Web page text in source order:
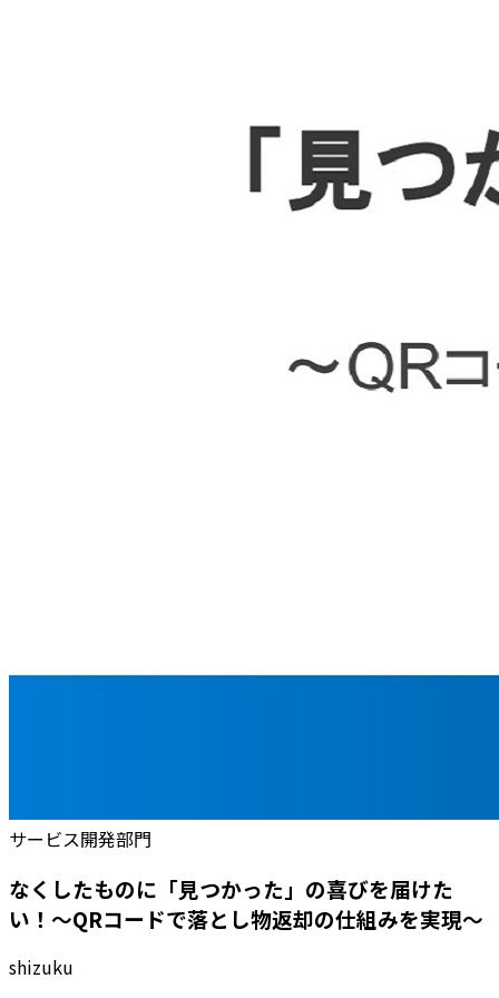
サービス開発部門
なくしたものに「見つかった」の喜びを届けた
い！～QRコードで落とし物返却の仕組みを実現～
shizuku